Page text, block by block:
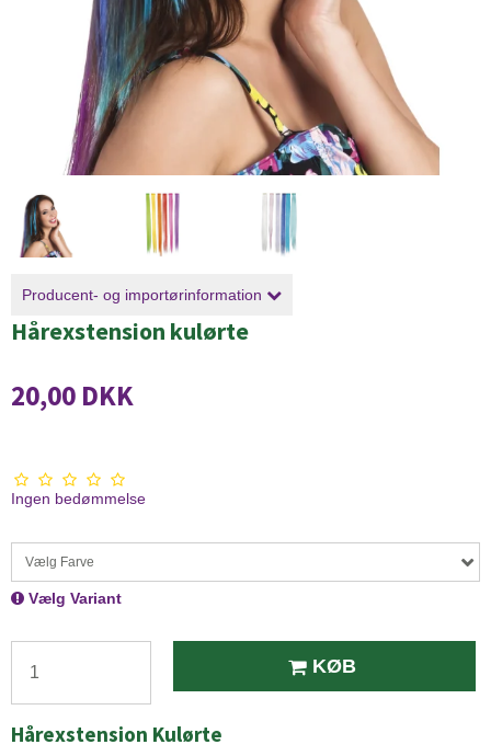
Producent- og importørinformation
Hårexstension kulørte
20,00 DKK
Ingen bedømmelse
Vælg Farve
Vælg Variant
KØB
Hårexstension Kulørte